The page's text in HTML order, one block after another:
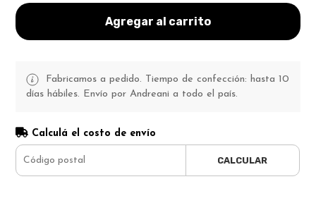
Agregar al carrito
Fabricamos a pedido. Tiempo de confección: hasta 10
días hábiles. Envío por Andreani a todo el país.
Calculá el costo de envío
CALCULAR